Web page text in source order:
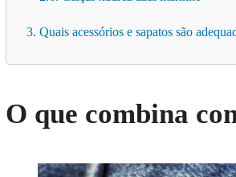
3. Quais acessórios e sapatos são
O que combina